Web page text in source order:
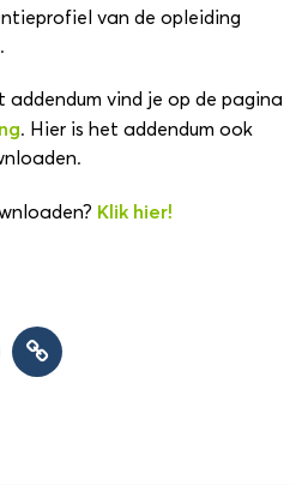
van de opleiding
vind je op de pagina
. Hier is het addendum ook
Klik hier!